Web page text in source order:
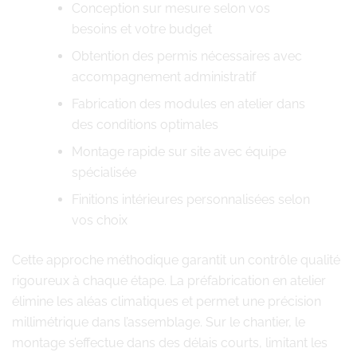
Conception sur mesure selon vos
besoins et votre budget
Obtention des permis nécessaires avec
accompagnement administratif
Fabrication des modules en atelier dans
des conditions optimales
Montage rapide sur site avec équipe
spécialisée
Finitions intérieures personnalisées selon
vos choix
Cette approche méthodique garantit un contrôle qualité
rigoureux à chaque étape. La préfabrication en atelier
élimine les aléas climatiques et permet une précision
millimétrique dans l’assemblage. Sur le chantier, le
montage s’effectue dans des délais courts, limitant les